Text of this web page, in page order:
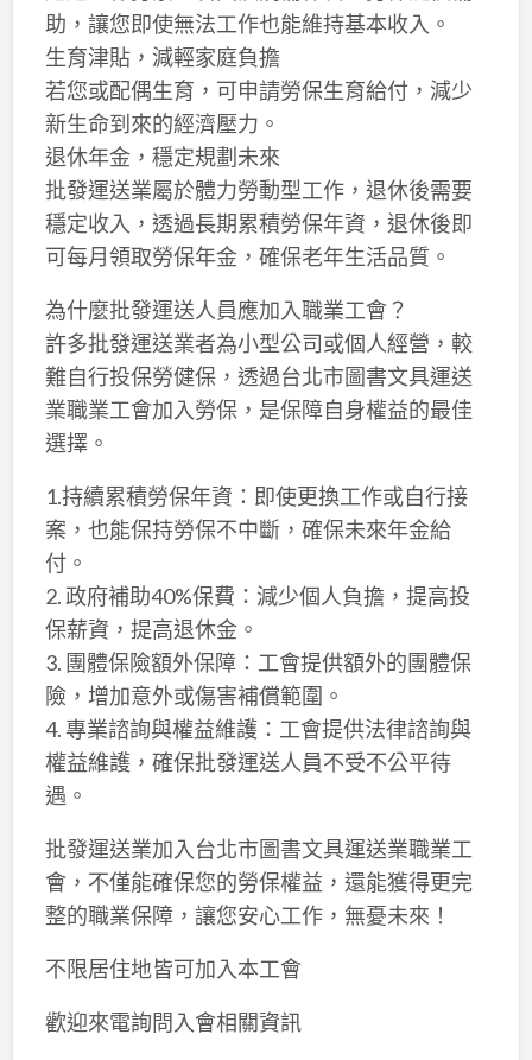
助，讓您即使無法工作也能維持基本收入。
生育津貼，減輕家庭負擔
若您或配偶生育，可申請勞保生育給付，減少
新生命到來的經濟壓力。
退休年金，穩定規劃未來
批發運送業屬於體力勞動型工作，退休後需要
穩定收入，透過長期累積勞保年資，退休後即
可每月領取勞保年金，確保老年生活品質。
為什麼批發運送人員應加入職業工會？
許多批發運送業者為小型公司或個人經營，較
難自行投保勞健保，透過台北市圖書文具運送
業職業工會加入勞保，是保障自身權益的最佳
選擇。
1.持續累積勞保年資：即使更換工作或自行接
案，也能保持勞保不中斷，確保未來年金給
付。
2. 政府補助40%保費：減少個人負擔，提高投
保薪資，提高退休金。
3. 團體保險額外保障：工會提供額外的團體保
險，增加意外或傷害補償範圍。
4. 專業諮詢與權益維護：工會提供法律諮詢與
權益維護，確保批發運送人員不受不公平待
遇。
批發運送業加入台北市圖書文具運送業職業工
會，不僅能確保您的勞保權益，還能獲得更完
整的職業保障，讓您安心工作，無憂未來！
不限居住地皆可加入本工會
歡迎來電詢問入會相關資訊